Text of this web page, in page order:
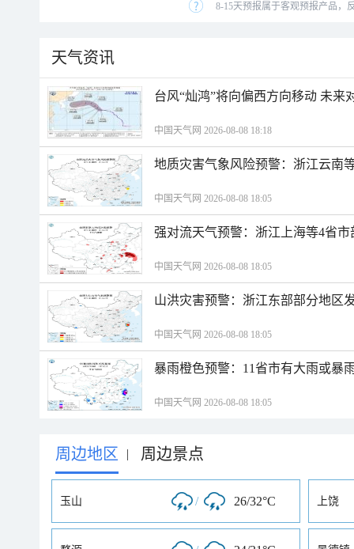
8-15天预报属于客观预报产品，
天气资讯
台风“灿鸿”将向偏西方向移动 未来
中国天气网 2026-08-08 18:18
地质灾害气象风险预警：浙江云南
中国天气网 2026-08-08 18:05
强对流天气预警：浙江上海等4省
中国天气网 2026-08-08 18:05
山洪灾害预警：浙江东部部分地区
中国天气网 2026-08-08 18:05
暴雨橙色预警：11省市有大雨或暴
中国天气网 2026-08-08 18:05
周边地区 | 周边景点
玉山 / 26/32°C 上饶